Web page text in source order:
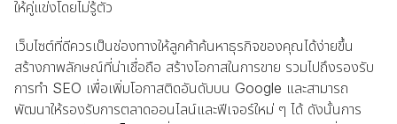
ให้คู่แข่งโดยไม่รู้ตัว
เว็บไซต์ที่ดีควรเป็นช่องทางให้ลูกค้าค้นหาธุรกิจของคุณได้ง่ายขึ้น
สร้างภาพลักษณ์ที่น่าเชื่อถือ สร้างโอกาสในการขาย รวมไปถึงรองรับ
การทำ SEO เพื่อเพิ่มโอกาสติดอันดับบน Google และสามารถ
พัฒนาให้รองรับการตลาดออนไลน์และฟีเจอร์ใหม่ ๆ ได้ ดังนั้นการ